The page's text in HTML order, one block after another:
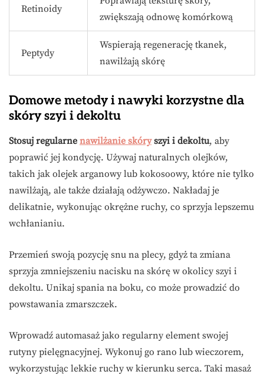
Retinoidy
zwiększają odnowę komórkową
Peptydy
Wspierają regenerację tkanek,
nawilżają skórę
Domowe metody i nawyki korzystne dla
skóry szyi i dekoltu
Stosuj regularne nawilżanie skóryszyi i dekoltu, aby
poprawić jej kondycję. Używaj naturalnych olejków,
takich jak olejek arganowy lub kokosoowy, które nie tylko
nawilżają, ale także działają odżywczo. Nakładaj je
delikatnie, wykonując okrężne ruchy, co sprzyja lepszemu
wchłanianiu.
Przemień swoją pozycję snu na plecy, gdyż ta zmiana
sprzyja zmniejszeniu nacisku na skórę w okolicy szyi i
dekoltu. Unikaj spania na boku, co może prowadzić do
powstawania zmarszczek.
Wprowadź automasaż jako regularny element swojej
rutyny pielęgnacyjnej. Wykonuj go rano lub wieczorem,
wykorzystując lekkie ruchy w kierunku serca. Taki masaż